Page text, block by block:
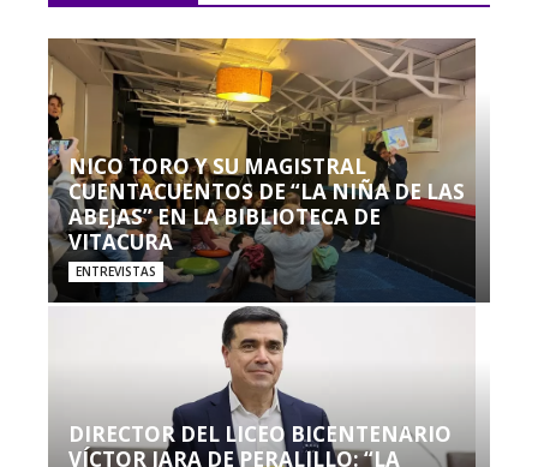
NICO TORO Y SU MAGISTRAL
CUENTACUENTOS DE “LA NIÑA DE LAS
ABEJAS” EN LA BIBLIOTECA DE
VITACURA
ENTREVISTAS
DIRECTOR DEL LICEO BICENTENARIO
VÍCTOR JARA DE PERALILLO: “LA